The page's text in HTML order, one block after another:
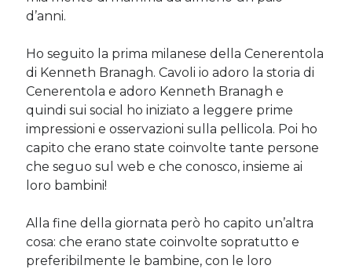
Commenti Recenti
AngelasuDel 2023 e di come la mia famiglia sta affrontando la
sclerosi multipla
SarasuDel 2023 e di come la mia famiglia sta affrontando la
sclerosi multipla
michela
su Del 2023 e di come la mia famiglia sta affrontando la
sclerosi multipla
michelasuDel 2023 e di come la mia famiglia sta affrontando la
sclerosi multipla
sclerosi multipla
d’anni.
Ho seguito la prima milanese della Cenerentola
di Kenneth Branagh. Cavoli io adoro la storia di
Cenerentola e adoro Kenneth Branagh e
quindi sui social ho iniziato a leggere prime
impressioni e osservazioni sulla pellicola. Poi ho
capito che erano state coinvolte tante persone
che seguo sul web e che conosco, insieme ai
loro bambini!
Alla fine della giornata però ho capito un’altra
cosa: che erano state coinvolte sopratutto e
preferibilmente le bambine, con le loro